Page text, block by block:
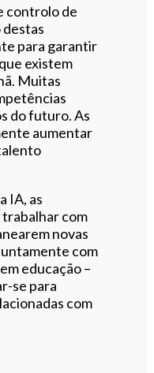
controlo de
para garantir
existem
Muitas
do futuro. As
aumentar
IA, as
com
novas
com
educação –
se para
com